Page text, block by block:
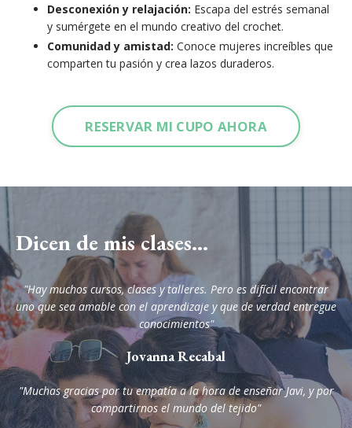
Desconexión y relajación: Escapa del estrés semanal
y sumérgete en el mundo creativo del crochet.
Comunidad y amistad: Conoce mujeres increíbles que
comparten tu pasión y crea lazos duraderos.
RESERVAR MI CUPO AHORA
Dicen de mis clases...
"Hay muchos cursos, clases y talleres. Pero es difícil encontrar
uno que sea amable con el aprendizaje y que de verdad entregue
conocimientos"
Jovanna Recabal
"Muchas gracias por tu empatía a la hora de enseñar Javi, y por
compartirnos el mundo del tejido"